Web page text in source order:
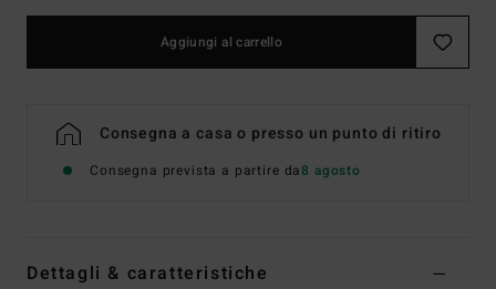
Aggiungi al carrello
Consegna a casa o presso un punto di ritiro
Consegna prevista a partire da8 agosto
Dettagli & caratteristiche